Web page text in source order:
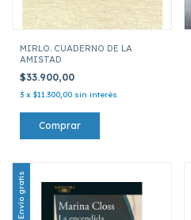
MIRLO. CUADERNO DE LA
AMISTAD
$33.900,00
3 x $11.300,00 sin interés
Envío gratis